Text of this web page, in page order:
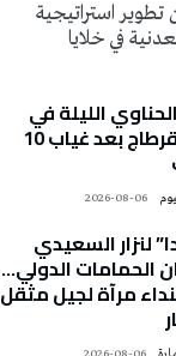
استراتيجية
في خلايا
الليلة في
مسرح قرطاج بعد غياب 10
2026-08-06
لنزار السعيدي
الحمامات الدولي…
مرآة لجيل مثقل